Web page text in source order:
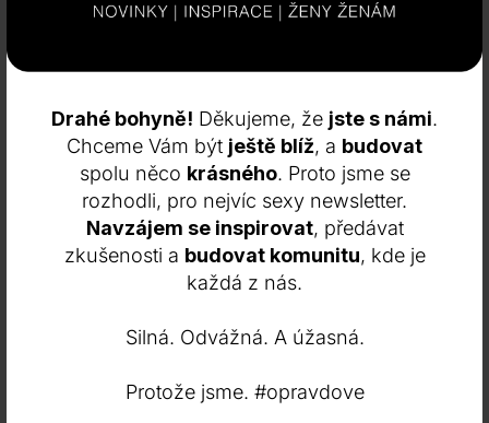
Drahé bohyně! Děkujeme, že jste s námi.
Chceme Vám být ještě blíž, a budovat
spolu něco krásného. Proto jsme se
rozhodli, pro nejvíc sexy newsletter.
Navzájem se inspirovat, předávat
zkušenosti a budovat komunitu, kde je
každá z nás.
Silná. Odvážná. A úžasná.
Protože jsme. #opravdove
Ochranný SPF krém DHYVANA